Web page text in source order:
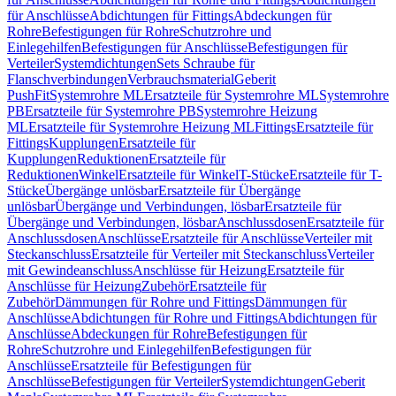
für AnschlüsseAbdichtungen für FittingsAbdeckungen für
RohreBefestigungen für RohreSchutzrohre und
EinlegehilfenBefestigungen für AnschlüsseBefestigungen für
VerteilerSystemdichtungenSets Schraube für
FlanschverbindungenVerbrauchsmaterialGeberit
PushFitSystemrohre MLErsatzteile für Systemrohre MLSystemrohre
PBErsatzteile für Systemrohre PBSystemrohre Heizung
MLErsatzteile für Systemrohre Heizung MLFittingsErsatzteile für
FittingsKupplungenErsatzteile für
KupplungenReduktionenErsatzteile für
ReduktionenWinkelErsatzteile für WinkelT-StückeErsatzteile für T-
StückeÜbergänge unlösbarErsatzteile für Übergänge
unlösbarÜbergänge und Verbindungen, lösbarErsatzteile für
Übergänge und Verbindungen, lösbarAnschlussdosenErsatzteile für
AnschlussdosenAnschlüsseErsatzteile für AnschlüsseVerteiler mit
SteckanschlussErsatzteile für Verteiler mit SteckanschlussVerteiler
mit GewindeanschlussAnschlüsse für HeizungErsatzteile für
Anschlüsse für HeizungZubehörErsatzteile für
ZubehörDämmungen für Rohre und FittingsDämmungen für
AnschlüsseAbdichtungen für Rohre und FittingsAbdichtungen für
AnschlüsseAbdeckungen für RohreBefestigungen für
RohreSchutzrohre und EinlegehilfenBefestigungen für
AnschlüsseErsatzteile für Befestigungen für
AnschlüsseBefestigungen für VerteilerSystemdichtungenGeberit